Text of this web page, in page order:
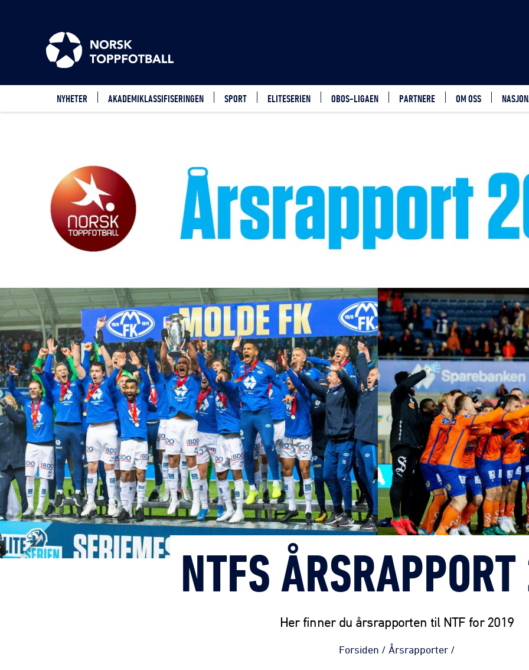
NYHETER AKADEMIKLASSIFISERINGEN SPORT ELITESERIEN OBOS-LIGAEN PARTNERE OM OSS
NTFS
Her finner du årsrapporten til NTF for 2019
Forsiden / Årsrapporter /